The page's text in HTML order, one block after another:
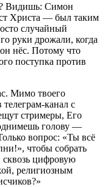
Видишь: Симон
Христа — был таким
случайный
руки дрожали, когда
нёс. Потому что
поступка против
Мимо твоего
канал с
стримеры, Его
голову —
вопрос: «Ты всё
чтобы собрать
цифровую
религиозным